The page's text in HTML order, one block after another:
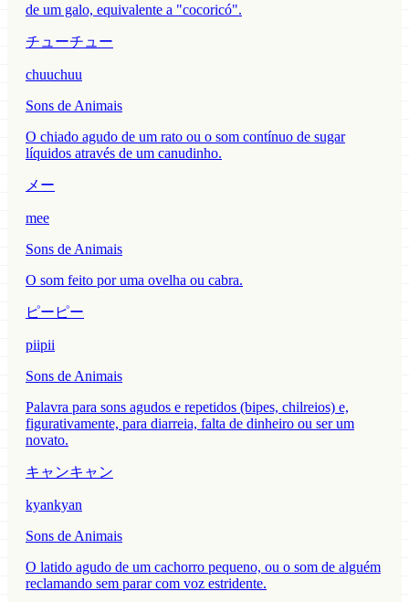
de um galo, equivalente a "cocoricó".
チューチュー
chuuchuu
Sons de Animais
O chiado agudo de um rato ou o som contínuo de sugar
líquidos através de um canudinho.
メー
mee
Sons de Animais
O som feito por uma ovelha ou cabra.
ピーピー
piipii
Sons de Animais
Palavra para sons agudos e repetidos (bipes, chilreios) e,
figurativamente, para diarreia, falta de dinheiro ou ser um
novato.
キャンキャン
kyankyan
Sons de Animais
O latido agudo de um cachorro pequeno, ou o som de alguém
reclamando sem parar com voz estridente.